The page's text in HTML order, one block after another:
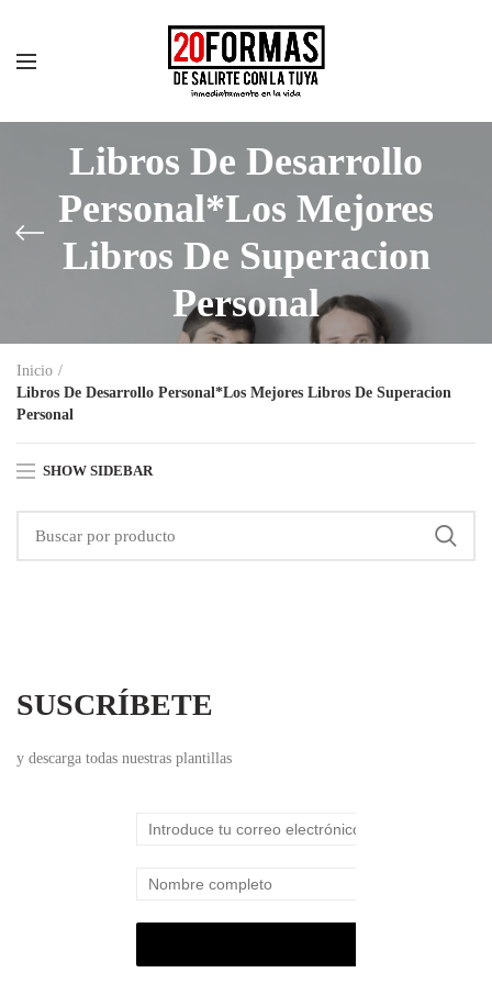
Libros De Desarrollo
Personal*Los Mejores
Libros De Superacion
Personal
Inicio
Libros De Desarrollo Personal*Los Mejores Libros De Superacion
Personal
SHOW SIDEBAR
SUSCRÍBETE
y descarga todas nuestras plantillas